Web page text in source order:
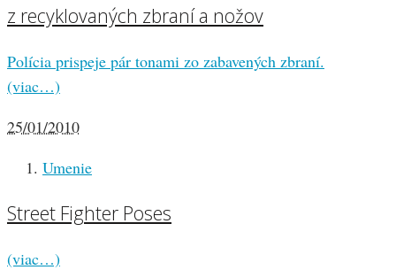
z recyklovaných zbraní a nožov
Polícia prispeje pár tonami zo zabavených zbraní.
(viac…)
25/01/2010
Umenie
Street Fighter Poses
(viac…)